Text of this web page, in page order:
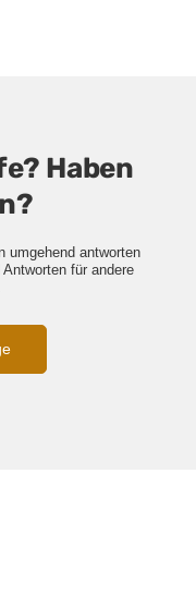
Haben
umgehend antworten
für andere